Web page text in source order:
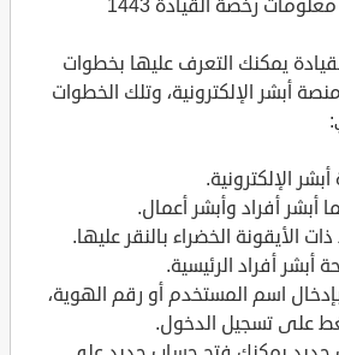
رخصة القيادة 1443
يمكنك التعرف عليها بخطوات
أبشر الإلكترونية، وتلك الخطوات
الإلكترونية.
أبشر أفراد وأبشر أعمال.
ذات الأيقونة الخضراء بالنقر عليها.
أفراد الرئيسية.
اسم المستخدم أو رقم الهوية،
على تسجيل الدخول.